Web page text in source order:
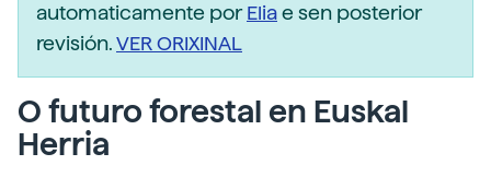
automaticamente porEliae sen posterior
revisión.VER ORIXINAL
O futuro forestal en Euskal
Herria